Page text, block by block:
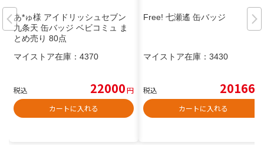
あ*ゅ様 アイドリッシュセブン
九条天 缶バッジ ベビコミュ ま
とめ売り 80点
マイストア在庫： 4370
税込 22000円
カートに入れる
Free! 七瀬遙 缶バッジ
マイストア在庫： 3430
税込 20166
カートに入れる